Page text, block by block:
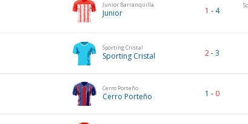
Junior Barranquilla
Junior 1 - 4
Sporting Cristal
Sporting Cristal 2-3
Cerro Porteño
Cerro Porteño 1 - 0